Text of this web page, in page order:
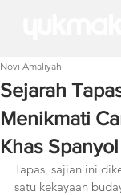
Sejarah
Menikmati
Khas Spanyol
Novi Amaliyah
Tapas, sajian ini
satu kekayaan